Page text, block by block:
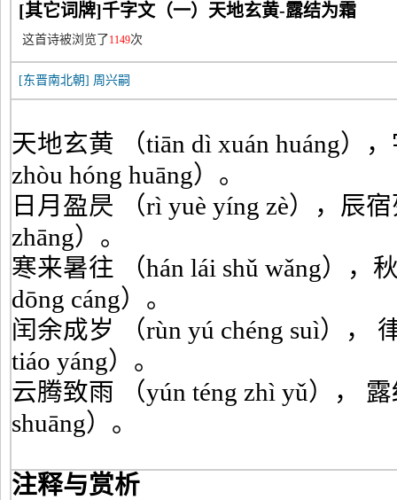
[其它词牌]千字文（一）天地玄黄-露结为霜
这首诗被浏览了1149次
[东晋南北朝] 周兴嗣
天地玄黄 （tiān dì xuán huáng）
zhòu hóng huāng）。
日月盈昃 （rì yuè yíng zè），辰
zhāng）。
寒来暑往 （hán lái shǔ wǎng），
dōng cáng）。
闰余成岁 （rùn yú chéng suì），
tiáo yáng）。
云腾致雨 （yún téng zhì yǔ），
shuāng）。
注释与赏析